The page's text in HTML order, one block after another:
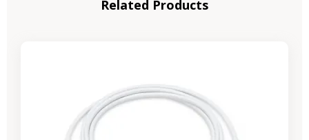
Related Products